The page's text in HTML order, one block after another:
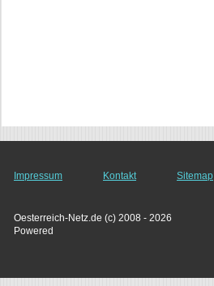
Impressum Kontakt Sitemap
Oesterreich-Netz.de (c) 2008 - 2026
Powered